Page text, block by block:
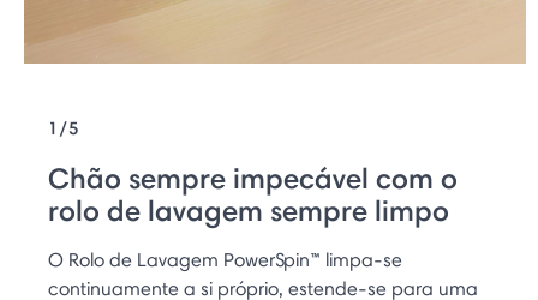
1/5
Chão sempre impecável com o
rolo de lavagem sempre limpo
O Rolo de Lavagem PowerSpin™ limpa-se
continuamente a si próprio, estende-se para uma